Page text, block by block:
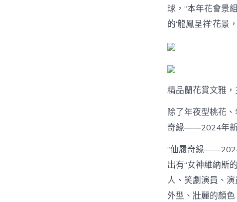
球，“本年花會景
的‘龍鳳呈祥’花
精品蘭花賞文雅
除了年夜型桃花
奇緣——2024年新
“仙履奇緣
出有“女神維納斯
人、笑劇演員、演
外型、壯麗的顏